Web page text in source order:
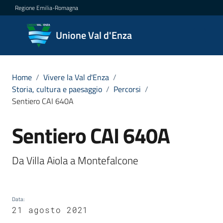
Vai al contenuto
Vai alla navigazione
Vai al footer
Regione Emilia-Romagna
Unione Val d'Enza
Unione
Val
Amministrazione
Novità
Servizi
la
Val
Home / Vivere la Val d'Enza /
Storia, cultura e paesaggio / Percorsi /
Sentiero CAI 640A
Salta al contenuto
Sentiero CAI 640A
Da Villa Aiola a Montefalcone
Data:
21 agosto 2021